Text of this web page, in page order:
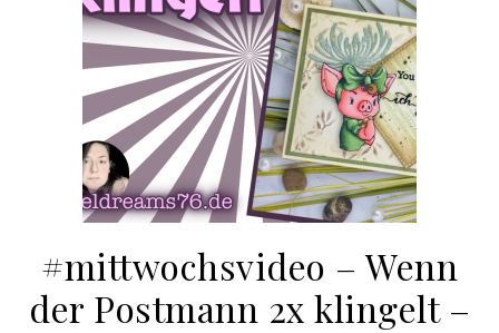
#mittwochsvideo – Wenn
der Postmann 2x klingelt –